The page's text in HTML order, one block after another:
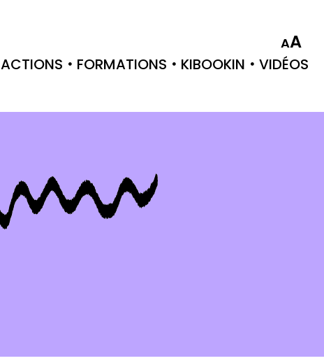
AA
ACTIONS FORMATIONS KIBOOKIN VIDÉOS